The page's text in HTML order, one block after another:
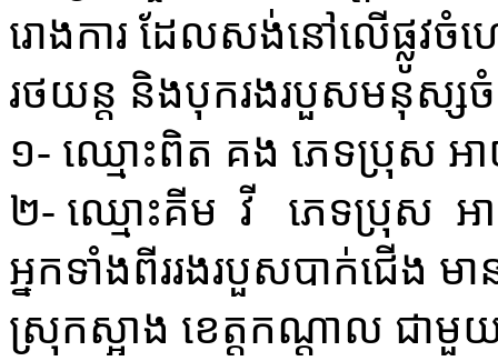
រោងការ ដែល​សង់​នៅលើ​ផ្លូវ​ចំ
រថយន្ត និង​បុក​រងរបួស​មនុស្ស​
១- ឈ្មោះ​ពិត គង ភេទ​ប្រុស អា
២- ឈ្មោះ​គីម វី ភេទ​ប្រុស អ
អ្នក​ទាំង​ពីរ​រងរបួស​បាក់ជើង
ស្រុក​ស្អាង ខេត្ត​កណ្ដាល ជាមួយ